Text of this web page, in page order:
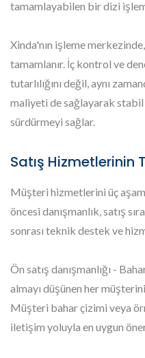
tamamlayabilen bir dizi
Xinda'nın işleme
tamamlanır. İç kontrol ve
tutarlılığını değil, aynı
maliyeti de sağlayarak
sürdürmeyi sağlar.
Satış Hizmetlerinin
Müşteri hizmetlerini üç
öncesi danışmanlık, satış
sonrası teknik destek ve
Ön satış danışmanlığı -
almayı düşünen her
Müşteri bahar çizimi veya
iletişim yoluyla en uygun